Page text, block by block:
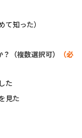
知った）
（複数選択可）
（必
た
見た